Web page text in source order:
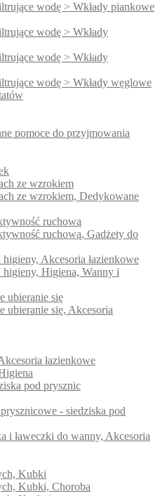
wodę > Wkłady piankowe
wodę > Wkłady
wodę > Wkłady
wodę > Wkłady węglowe
pomoce do przyjmowania
ze wzrokiem
ze wzrokiem, Dedykowane
ruchową
ruchową, Gadżety do
Akcesoria łazienkowe
Higiena, Wanny i
ubieranie się
ubieranie się, Akcesoria
łazienkowe
pod prysznic
- siedziska pod
i ławeczki do wanny, Akcesoria
Kubki
Kubki, Choroba